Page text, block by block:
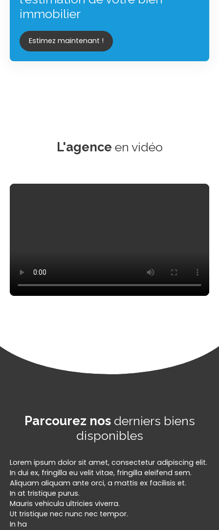
immobilier
Estimez maintenant !
L'agence en vidéo
Parcourez nos derniers biens
disponibles
Lorem ipsum dolor sit amet, consectetur adipiscing elit.
In dui ex, fringilla eu velit vitae, fringilla eleifend sem.
Aliquam aliquam ante orci, a mattis ex facilisis et.
In at tristique purus.
Mauris vehicula ultricies viverra.
Ut tristique nec nunc nec tempor.
In ha